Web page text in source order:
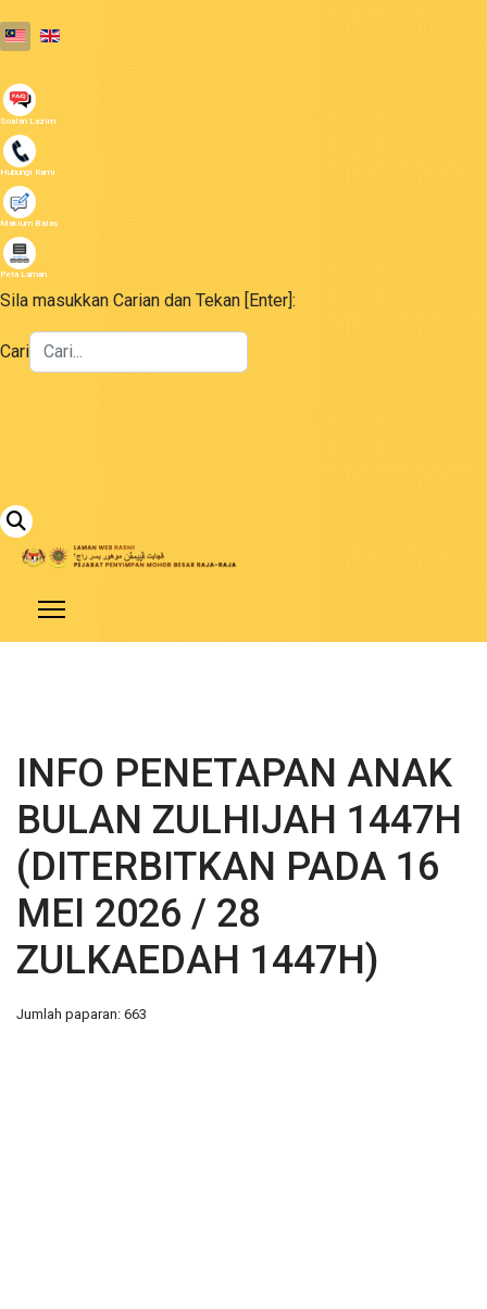
Select your language
Soalan Lazim
Hubungi Kami
Maklum Balas
Peta Laman
Sila masukkan Carian dan Tekan [Enter]:
Cari
INFO PENETAPAN ANAK
BULAN ZULHIJAH 1447H
(DITERBITKAN PADA 16
MEI 2026 / 28
ZULKAEDAH 1447H)
Jumlah paparan: 663